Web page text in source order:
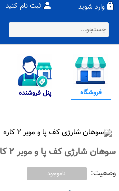
وارد شوید ثبت نام کنید
فروشگاه پنل فروشنده
سوهان شارژی کف پا و موبر 2 کاره
وضعیت: ناموجود